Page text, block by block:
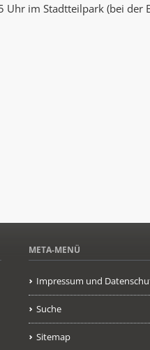
Uhr im Stadtteilpark (bei der
META-MENÜ
Impressum und
Suche
Sitemap